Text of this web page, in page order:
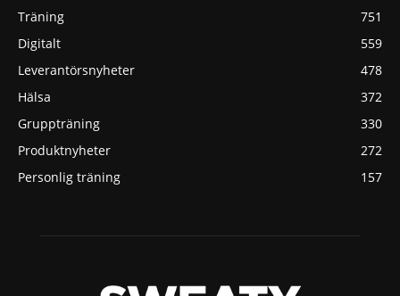
Träning
751
Digitalt
559
Leverantörsnyheter
478
Hälsa
372
Gruppträning
330
Produktnyheter
272
Personlig träning
157